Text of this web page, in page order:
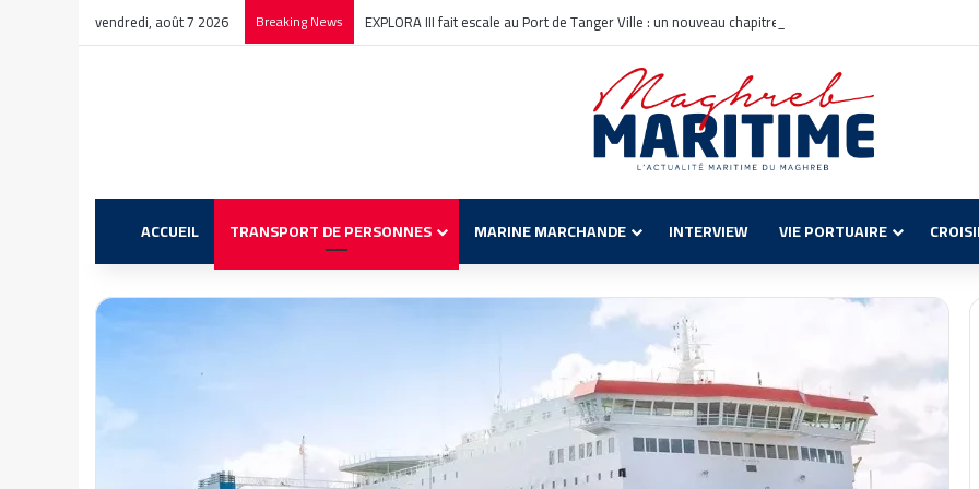
vendredi, août 7 2026 Breaking News EXPLORA III fait escale au Port de Tanger Ville : un nouveau chapitre pour la croisière en Méditerranée
ACCUEIL TRANSPORT DE PERSONNES MARINE MARCHANDE INTERVIEW VIE PORTUAIRE